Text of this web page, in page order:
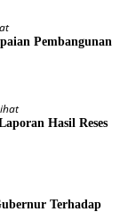
Pembangunan
Hasil Reses
Terhadap